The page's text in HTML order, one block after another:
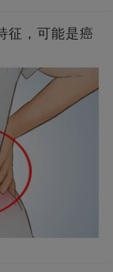
征，可能是癌